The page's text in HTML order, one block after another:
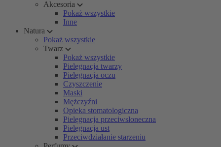
Akcesoria
Pokaż wszystkie
Inne
Natura
Pokaż wszystkie
Twarz
Pokaż wszystkie
Pielęgnacja twarzy
Pielęgnacja oczu
Czyszczenie
Maski
Mężczyźni
Opieka stomatologiczna
Pielęgnacja przeciwsłoneczna
Pielęgnacja ust
Przeciwdziałanie starzeniu